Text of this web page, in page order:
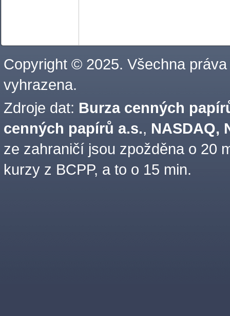
Copyright © 2025. Všechna práva
vyhrazena.
Zdroje dat: Burza cenných
cenných papírů a.s., NASDAQ,
ze zahraničí jsou zpožděna o 20
kurzy z BCPP, a to o 15 min.